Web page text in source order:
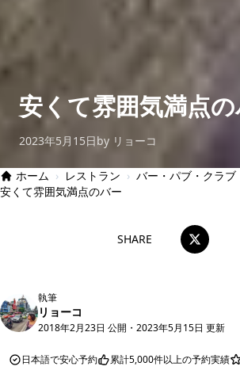
安くて雰囲気満点
2023年5月15日by リョーコ
ホーム › レストラン › バー・パブ・クラブ
安くて雰囲気満点のバー
SHARE
執筆
リョーコ
2018年2月23日 公開 ・ 2023年5月15日 更新
日本語で安心予約 累計5,000件以上の予約実績